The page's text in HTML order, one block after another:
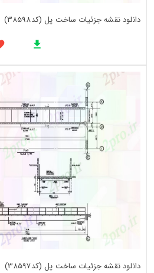
دانلود نقشه جزئیات ساخت پل (کد38598)
دانلود نقشه جزئیات ساخت پل (کد38597)